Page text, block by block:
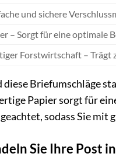
und sichere
– Sorgt für eine optimale
Forstwirtschaft – Trägt
Briefumschläge
Papier sorgt für
sodass Sie mit
Sie Ihre Post